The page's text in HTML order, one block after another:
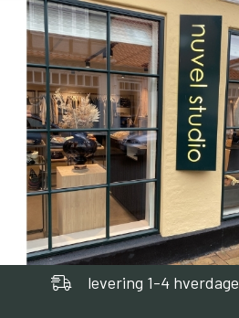
levering 1-4 hverdage